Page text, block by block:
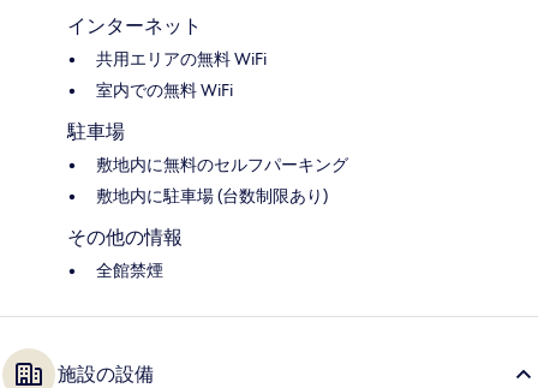
インターネット
共用エリアの無料 WiFi
室内での無料 WiFi
駐車場
敷地内に無料のセルフパーキング
敷地内に駐車場 (台数制限あり)
その他の情報
全館禁煙
施設の設備